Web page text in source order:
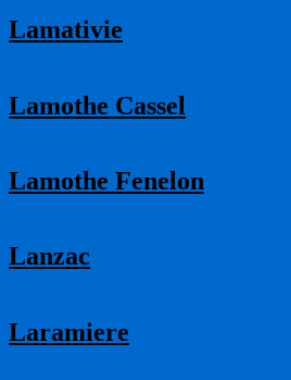
Lamativie
Lamothe Cassel
Lamothe Fenelon
Lanzac
Laramiere